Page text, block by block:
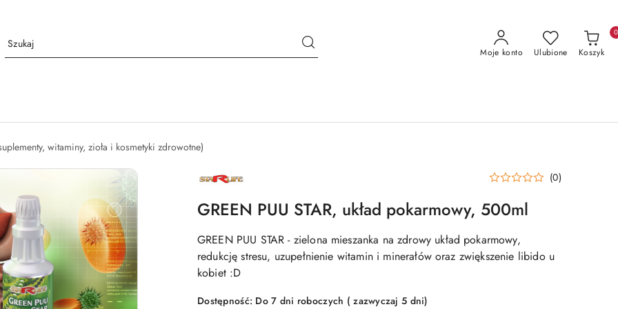
Moje konto Ulubione Koszyk
0
witaminy, zioła i kosmetyki zdrowotne)
NAZWA
PRODUCENTA: (0)
GREEN PUU STAR, układ pokarmowy, 500ml
GREEN PUU STAR - zielona mieszanka na zdrowy układ pokarmowy,
redukcję stresu, uzupełnienie witamin i minerałów oraz zwiększenie libido u
kobiet :D
Dostępność: Do 7 dni roboczych ( zazwyczaj 5 dni)